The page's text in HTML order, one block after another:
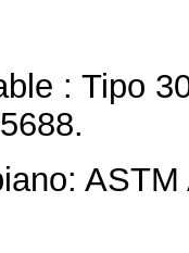
: Tipo